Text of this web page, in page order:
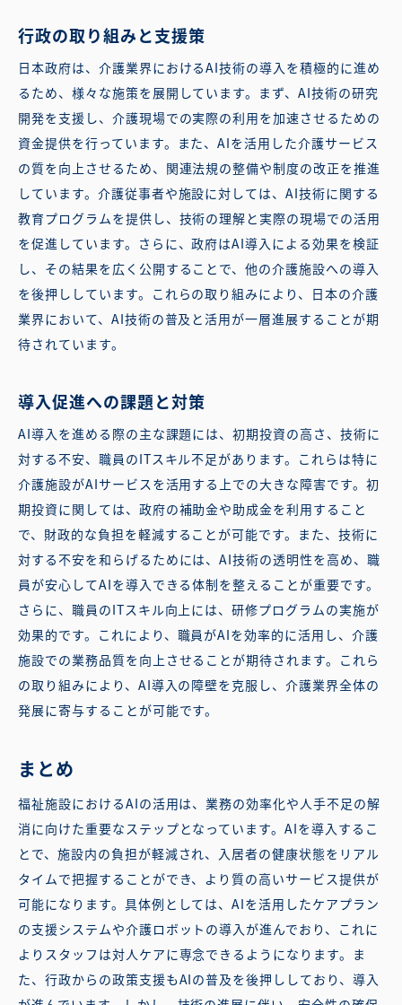
行政の取り組みと支援策
日本政府は、介護業界におけるAI技術の導入を積極的に進め
るため、様々な施策を展開しています。まず、AI技術の研究
開発を支援し、介護現場での実際の利用を加速させるための
資金提供を行っています。また、AIを活用した介護サービス
の質を向上させるため、関連法規の整備や制度の改正を推進
しています。介護従事者や施設に対しては、AI技術に関する
教育プログラムを提供し、技術の理解と実際の現場での活用
を促進しています。さらに、政府はAI導入による効果を検証
し、その結果を広く公開することで、他の介護施設への導入
を後押ししています。これらの取り組みにより、日本の介護
業界において、AI技術の普及と活用が一層進展することが期
待されています。
導入促進への課題と対策
AI導入を進める際の主な課題には、初期投資の高さ、技術に
対する不安、職員のITスキル不足があります。これらは特に
介護施設がAIサービスを活用する上での大きな障害です。初
期投資に関しては、政府の補助金や助成金を利用すること
で、財政的な負担を軽減することが可能です。また、技術に
対する不安を和らげるためには、AI技術の透明性を高め、職
員が安心してAIを導入できる体制を整えることが重要です。
さらに、職員のITスキル向上には、研修プログラムの実施が
効果的です。これにより、職員がAIを効率的に活用し、介護
施設での業務品質を向上させることが期待されます。これら
の取り組みにより、AI導入の障壁を克服し、介護業界全体の
発展に寄与することが可能です。
まとめ
福祉施設におけるAIの活用は、業務の効率化や人手不足の解
消に向けた重要なステップとなっています。AIを導入するこ
とで、施設内の負担が軽減され、入居者の健康状態をリアル
タイムで把握することができ、より質の高いサービス提供が
可能になります。具体例としては、AIを活用したケアプラン
の支援システムや介護ロボットの導入が進んでおり、これに
よりスタッフは対人ケアに専念できるようになります。ま
た、行政からの政策支援もAIの普及を後押ししており、導入